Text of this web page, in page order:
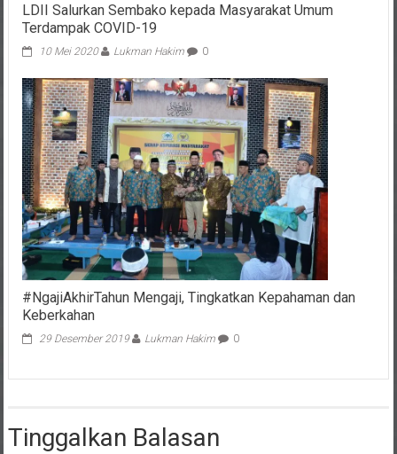
LDII Salurkan Sembako kepada Masyarakat Umum
Terdampak COVID-19
10 Mei 2020 Lukman Hakim 0
#NgajiAkhirTahun Mengaji, Tingkatkan Kepahaman dan
Keberkahan
29 Desember 2019 Lukman Hakim 0
Tinggalkan Balasan